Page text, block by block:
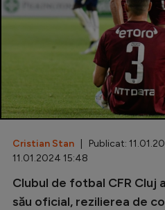
U21
Fotbal feminin
Special
Diverse
Inedit
Clasamente
Cristian Stan | Publicat:
11.01.2024 15:48
Clubul de fotbal CFR Cluj
său oficial, rezilierea de